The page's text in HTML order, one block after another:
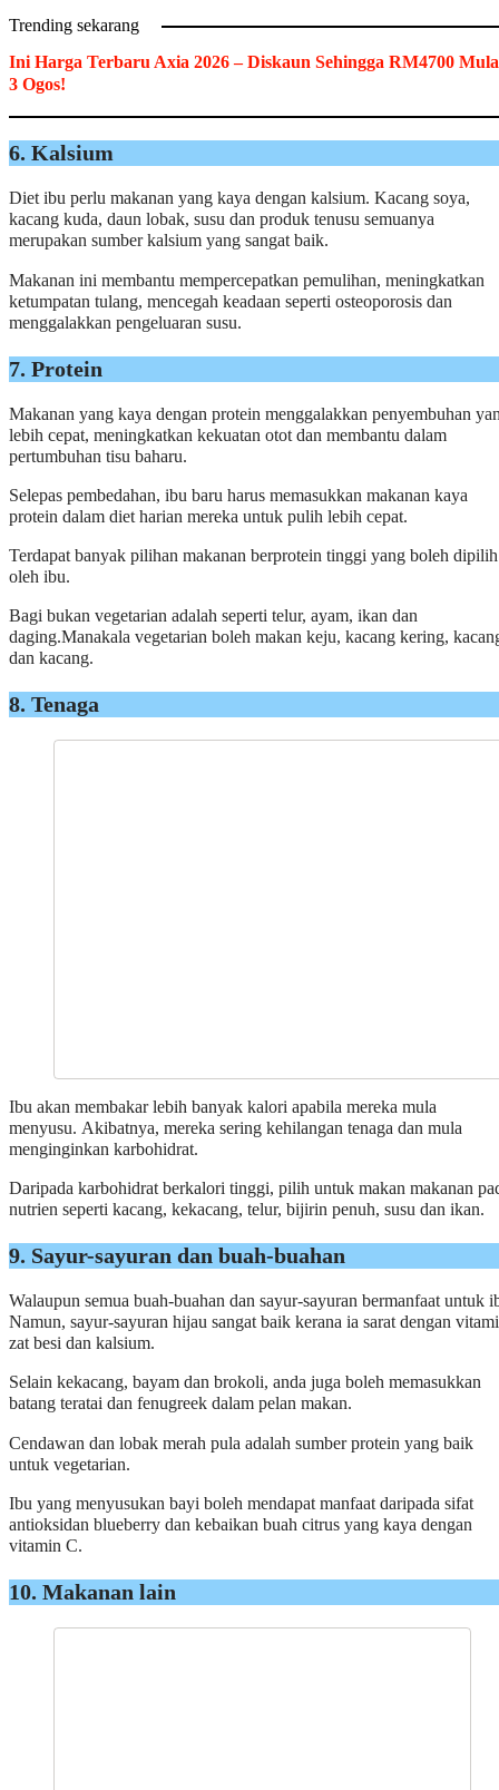
Trending sekarang
Ini Harga Terbaru Axia 2026 – Diskaun Sehingga RM4700
3 Ogos!
6. Kalsium
Diet ibu perlu makanan yang kaya dengan kalsium. Kacang soya,
kacang kuda, daun lobak, susu dan produk tenusu semuanya
merupakan sumber kalsium yang sangat baik.
Makanan ini membantu mempercepatkan pemulihan, meningkatkan
ketumpatan tulang, mencegah keadaan seperti osteoporosis dan
menggalakkan pengeluaran susu.
7. Protein
Makanan yang kaya dengan protein menggalakkan penyembuhan
lebih cepat, meningkatkan kekuatan otot dan membantu dalam
pertumbuhan tisu baharu.
Selepas pembedahan, ibu baru harus memasukkan makanan kaya
protein dalam diet harian mereka untuk pulih lebih cepat.
Terdapat banyak pilihan makanan berprotein tinggi yang boleh dipilih
oleh ibu.
Bagi bukan vegetarian adalah seperti telur, ayam, ikan dan
daging.Manakala vegetarian boleh makan keju, kacang kering,
dan kacang.
8. Tenaga
Ibu akan membakar lebih banyak kalori apabila mereka mula
menyusu. Akibatnya, mereka sering kehilangan tenaga dan mula
menginginkan karbohidrat.
Daripada karbohidrat berkalori tinggi, pilih untuk makan makanan
nutrien seperti kacang, kekacang, telur, bijirin penuh, susu dan ikan.
9. Sayur-sayuran dan buah-buahan
Walaupun semua buah-buahan dan sayur-sayuran bermanfaat untuk
Namun, sayur-sayuran hijau sangat baik kerana ia sarat dengan
zat besi dan kalsium.
Selain kekacang, bayam dan brokoli, anda juga boleh memasukkan
batang teratai dan fenugreek dalam pelan makan.
Cendawan dan lobak merah pula adalah sumber protein yang baik
untuk vegetarian.
Ibu yang menyusukan bayi boleh mendapat manfaat daripada sifat
antioksidan blueberry dan kebaikan buah citrus yang kaya dengan
vitamin C.
10. Makanan lain